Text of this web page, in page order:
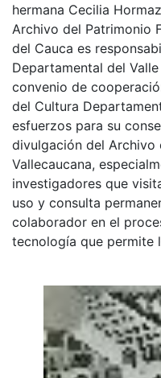
hermana Cecilia
Archivo del Patrimonio
del Cauca es
Departamental del
convenio de
del Cultura
esfuerzos para su
divulgación del Archivo
Vallecaucana,
investigadores que
uso y consulta
colaborador en el
tecnología que permite